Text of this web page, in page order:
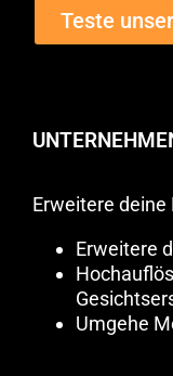
Teste
Erweitere deine
Erweitere
Umgehe